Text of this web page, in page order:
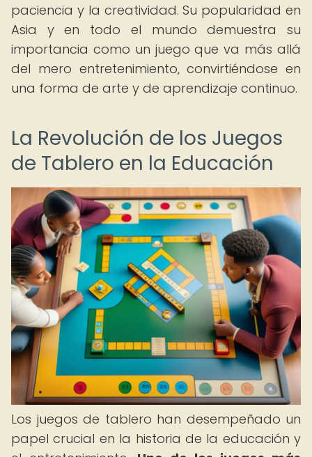
paciencia y la creatividad. Su popularidad en
Asia y en todo el mundo demuestra su
importancia como un juego que va más allá
del mero entretenimiento, convirtiéndose en
una forma de arte y de aprendizaje continuo.
La Revolución de los Juegos
de Tablero en la Educación
Los juegos de tablero han desempeñado un
papel crucial en la historia de la educación y